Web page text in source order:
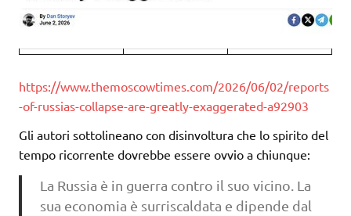
https://www.themoscowtimes.com/2026/06/02/reports
-of-russias-collapse-are-greatly-exaggerated-a92903
Gli autori sottolineano con disinvoltura che lo spirito del
tempo ricorrente dovrebbe essere ovvio a chiunque:
La Russia è in guerra contro il suo vicino. La
sua economia è surriscaldata e dipende dal